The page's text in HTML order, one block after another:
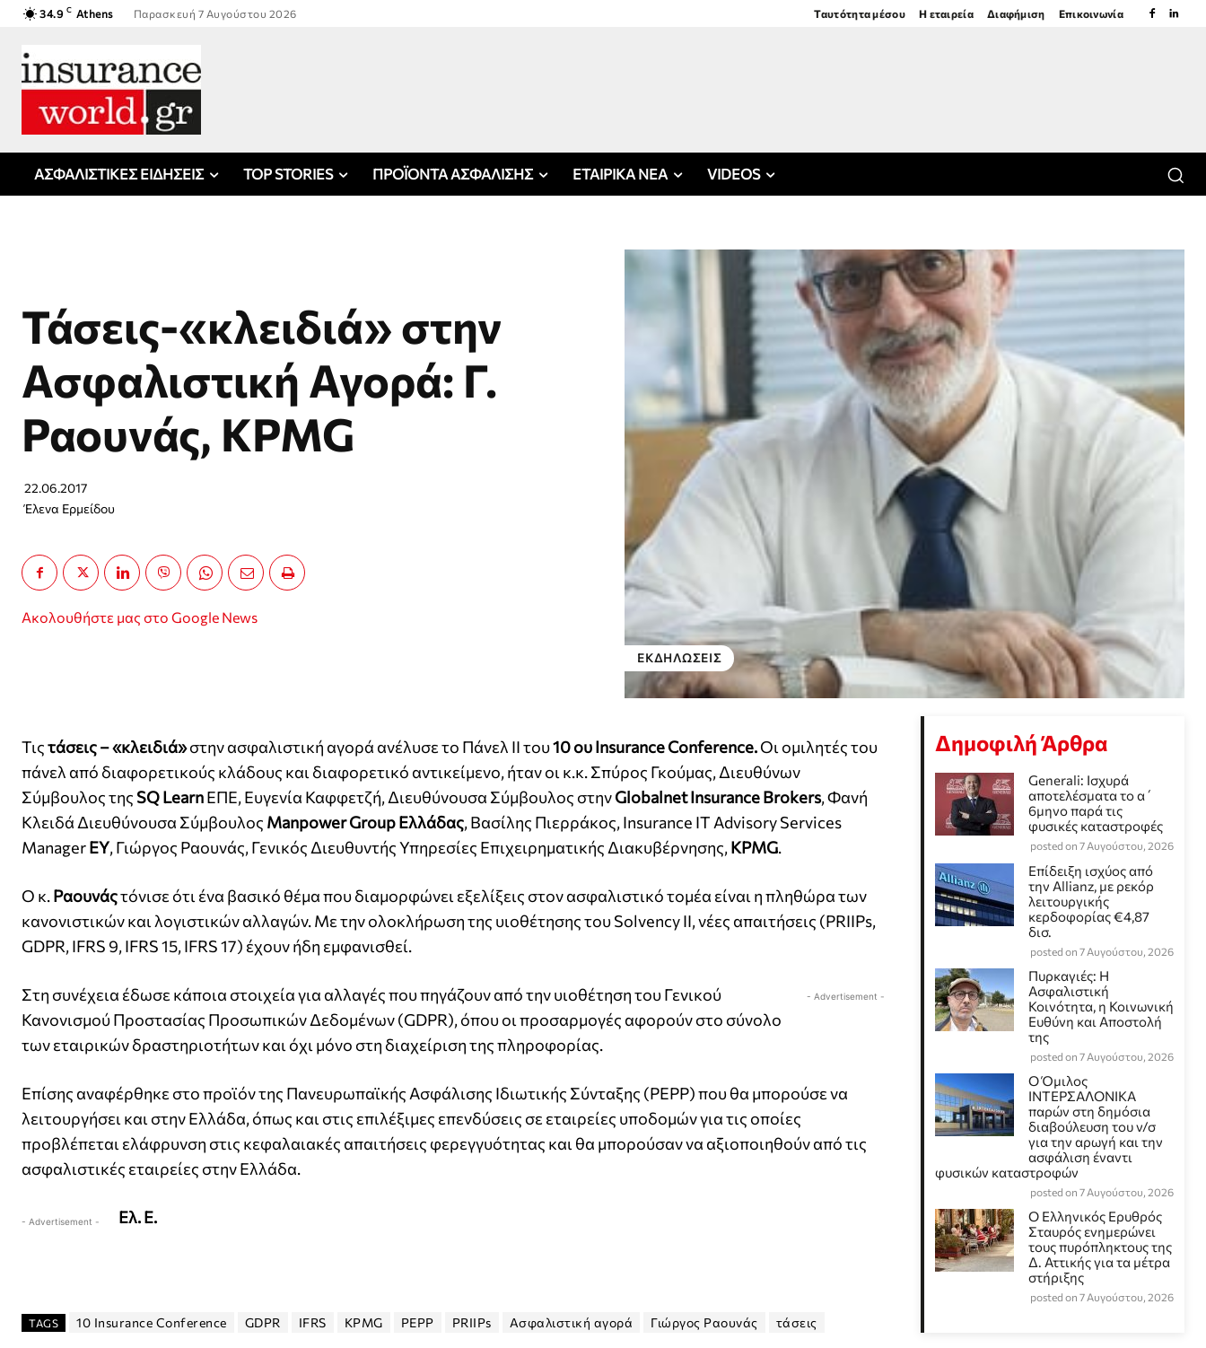
34.9 C Athens Παρασκευή 7 Αυγούστου 2026 Ταυτότητα μέσου Η εταιρεία Διαφήμιση Επικοινωνία
ΑΣΦΑΛΙΣΤΙΚΕΣ ΕΙΔΗΣΕΙΣ TOP STORIES ΠΡΟΪΟΝΤΑ ΑΣΦΑΛΙΣΗΣ ΕΤΑΙΡΙΚΑ ΝΕΑ VIDEOS
Τάσεις-«κλειδιά» στην
Ασφαλιστική Αγορά: Γ.
Ραουνάς, KPMG
22.06.2017
Έλενα Ερμείδου
Ακολουθήστε μας στο Google News
ΕΚΔΗΛΏΣΕΙΣ
Τιςτάσεις – «κλειδιά»στην ασφαλιστική αγορά ανέλυσε το Πάνελ ΙΙ του10 ου Insurance Conference.Οι ομιλητές του
πάνελ από διαφορετικούς κλάδους και διαφορετικό αντικείμενο, ήταν οι κ.κ. Σπύρος Γκούμας, Διευθύνων
Σύμβουλος της SQ LearnΕΠΕ, Ευγενία Καφφετζή, Διευθύνουσα Σύμβουλος στηνGlobalnet Insurance Brokers, Φανή
Κλειδά Διευθύνουσα Σύμβουλος Manpower Group Ελλάδας, Βασίλης Πιερράκος, Insurance IT Advisory Services
ManagerEY, Γιώργος Ραουνάς, Γενικός Διευθυντής Υπηρεσίες Επιχειρηματικής Διακυβέρνησης, KPMG.
O κ.Ραουνάςτόνισε ότι ένα βασικό θέμα που διαμορφώνει εξελίξεις στον ασφαλιστικό τομέα είναι η πληθώρα των
κανονιστικών και λογιστικών αλλαγών. Με την ολοκλήρωση της υιοθέτησης του Solvency II, νέες απαιτήσεις (PRIIPs,
GDPR, IFRS 9, IFRS 15, IFRS 17) έχουν ήδη εμφανισθεί.
- Advertisement -
Στη συνέχεια έδωσε κάποια στοιχεία για αλλαγές που πηγάζουν από την υιοθέτηση του Γενικού
Κανονισμού Προστασίας Προσωπικών Δεδομένων (GDPR), όπου οι προσαρμογές αφορούν στο σύνολο
των εταιρικών δραστηριοτήτων και όχι μόνο στη διαχείριση της πληροφορίας.
Επίσης αναφέρθηκε στο προϊόν της Πανευρωπαϊκής Ασφάλισης Ιδιωτικής Σύνταξης (PEPP) που θα μπορούσε να
λειτουργήσει και στην Ελλάδα, όπως και στις επιλέξιμες επενδύσεις σε εταιρείες υποδομών για τις οποίες
προβλέπεται ελάφρυνση στις κεφαλαιακές απαιτήσεις φερεγγυότητας και θα μπορούσαν να αξιοποιηθούν από τις
ασφαλιστικές εταιρείες στην Ελλάδα.
- Advertisement - Ελ. Ε.
TAGS 10 Insurance Conference GDPR IFRS KPMG PEPP PRIIPs Ασφαλιστική αγορά Γιώργος Ραουνάς τάσεις
Δημοφιλή Άρθρα
Generali: Ισχυρά
αποτελέσματα το α΄
6μηνο παρά τις
φυσικές καταστροφές
posted on 7 Αυγούστου, 2026
Επίδειξη ισχύος από
την Allianz, με ρεκόρ
λειτουργικής
κερδοφορίας €4,87
δισ.
posted on 7 Αυγούστου, 2026
Πυρκαγιές: Η
Ασφαλιστική
Κοινότητα, η Κοινωνική
Ευθύνη και Αποστολή
της
posted on 7 Αυγούστου, 2026
Ο Όμιλος
ΙΝΤΕΡΣΑΛΟΝΙΚΑ
παρών στη δημόσια
διαβούλευση του ν/σ
για την αρωγή και την
ασφάλιση έναντι
φυσικών καταστροφών
posted on 7 Αυγούστου, 2026
Ο Ελληνικός Ερυθρός
Σταυρός ενημερώνει
τους πυρόπληκτους της
Δ. Αττικής για τα μέτρα
στήριξης
posted on 7 Αυγούστου, 2026